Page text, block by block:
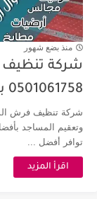
منذ بضع شهور
شركة تنظيف
0501061758 بالبخار مع التعطير
شركة تنظيف فرش
وتعقيم المساجد
توافر أفضل ...
اقرأ المزيد